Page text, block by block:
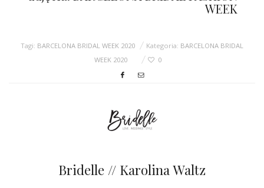
WEEK
Tagi: BARCELONA BRIDAL WEEK 2020 Kategoria: BARCELONA BRIDAL
WEEK 2020
0
Bridelle // Karolina Waltz